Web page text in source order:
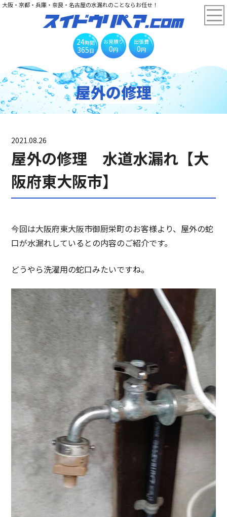
大阪・京都・兵庫・奈良・名古屋の水漏れのことならお任せ！
24時間
365日
お見積り
0円
出張費
0円
屋外の修理
2021.08.26
屋外の修理 水道水漏れ【大
阪府東大阪市】
今回は大阪府東大阪市御厨栄町のお客様より、屋外の蛇
口が水漏れしているとの内容のご紹介です。
どうやら洗濯用の蛇口みたいですね。